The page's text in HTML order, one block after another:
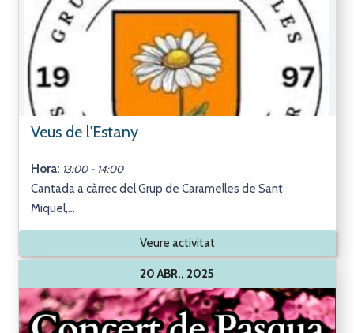
Veus de l'Estany
Hora: 13:00 - 14:00
Cantada a càrrec del Grup de Caramelles de Sant
Miquel,...
Veure activitat
20 ABR., 2025